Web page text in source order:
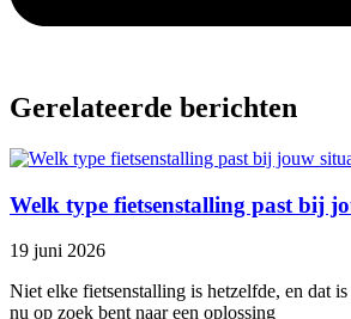
Gerelateerde berichten
Welk type fietsenstalling past bij
19 juni 2026
Niet elke fietsenstalling is hetzelfde, en dat
nu op zoek bent naar een oplossing